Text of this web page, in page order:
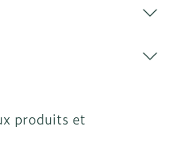
produits et